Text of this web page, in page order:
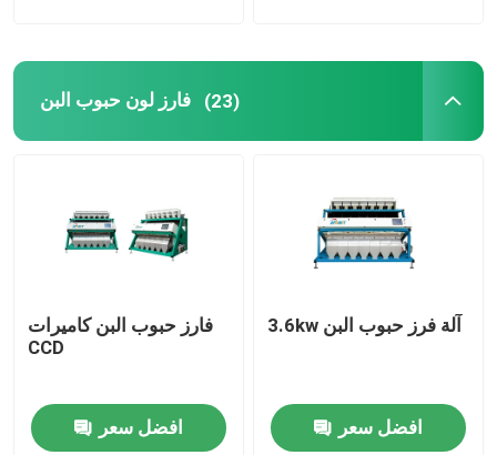
فارز لون حبوب البن (23)
فارز حبوب البن كاميرات
CCD
افضل سعر
3.6kw آلة فرز حبوب البن
افضل سعر